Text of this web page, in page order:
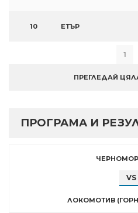
10 ЕТЪР
1
ПРЕГЛЕДАЙ
ПРОГРАМА И
VS
ЛОКОМОТИВ